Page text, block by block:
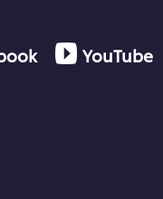
YouTube